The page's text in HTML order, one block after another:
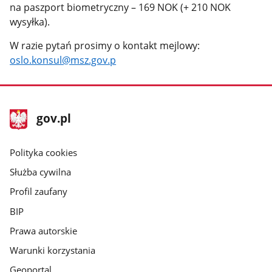
na paszport biometryczny – 169 NOK (+ 210 NOK
wysyłka).
W razie pytań prosimy o kontakt mejlowy:
oslo.konsul@msz.gov.p
stopka
gov.pl
Strona
gov.pl
gov.pl
Polityka cookies
Służba cywilna
Profil zaufany
BIP
Prawa autorskie
Warunki korzystania